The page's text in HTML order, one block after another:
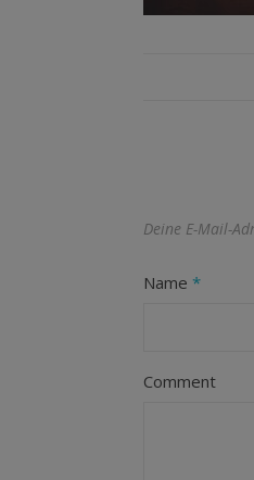
Deine E-Mail-
Name *
Comment